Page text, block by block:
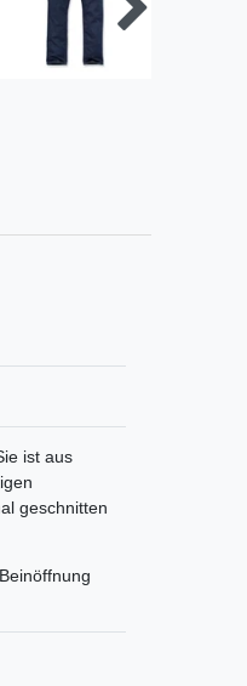
ist aus
geschnitten